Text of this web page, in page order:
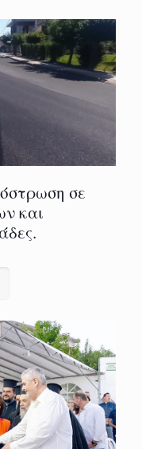
σε
και